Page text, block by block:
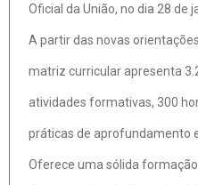
Oficial da União, no dia 28 de
A partir das novas
matriz curricular apresenta
atividades formativas, 300
práticas de aprofundamento
Oferece uma sólida